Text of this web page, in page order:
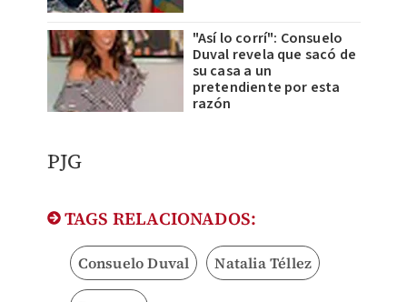
"Así lo corrí": Consuelo
Duval revela que sacó de
su casa a un
pretendiente por esta
razón
PJG
TAGS RELACIONADOS:
Consuelo Duval Natalia Téllez